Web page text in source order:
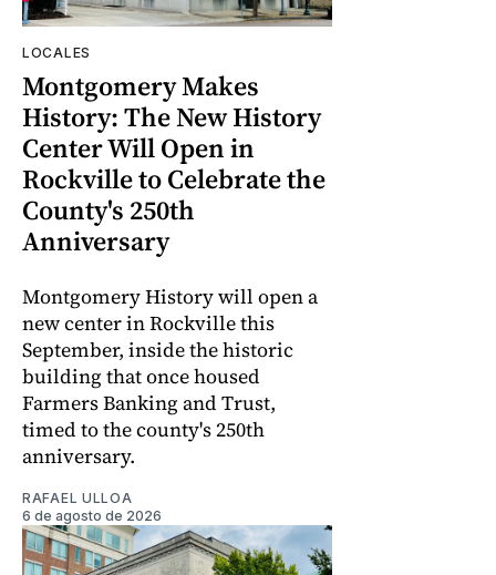
LOCALES
Montgomery Makes
History: The New History
Center Will Open in
Rockville to Celebrate the
County's 250th
Anniversary
Montgomery History will open a
new center in Rockville this
September, inside the historic
building that once housed
Farmers Banking and Trust,
timed to the county's 250th
anniversary.
RAFAEL ULLOA
6 de agosto de 2026